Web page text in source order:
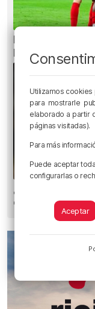
La oficialidad
legalmente
¿Están
eclipse?
Utilizamos
para mostrarle
elaborado a partir
páginas visitadas).
Para más
Puede aceptar
configurarlas o
Aceptar